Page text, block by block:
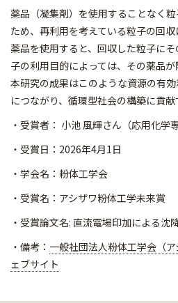
薬品（凝集剤）を使用することなく
ため、再利用を考えている粒子の回収
薬品を使用すると、回収した粒子に
子の利用目的によっては、その薬品が
本研究の成果はこのような資源の有
につながり、循環型社会の構築に貢献
・受賞者： 小池 風輝さん（応用化学
・受賞日：2026年4月1日
・学会名：粉体工学会
・受賞名：アシザワ粉体工学未来賞
・受賞論文名: 直流電場印加による沈
・備考： 一般社団法人粉体工学会（
ェブサイト